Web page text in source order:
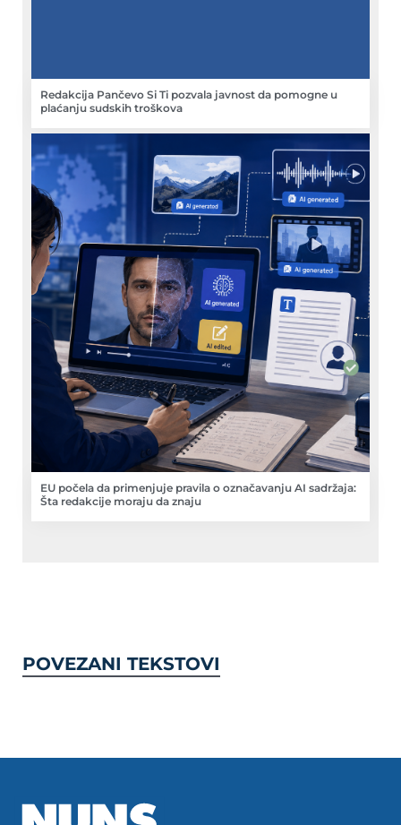
Redakcija Pančevo Si Ti pozvala javnost da pomogne u
plaćanju sudskih troškova
EU počela da primenjuje pravila o označavanju AI sadržaja:
Šta redakcije moraju da znaju
POVEZANI TEKSTOVI